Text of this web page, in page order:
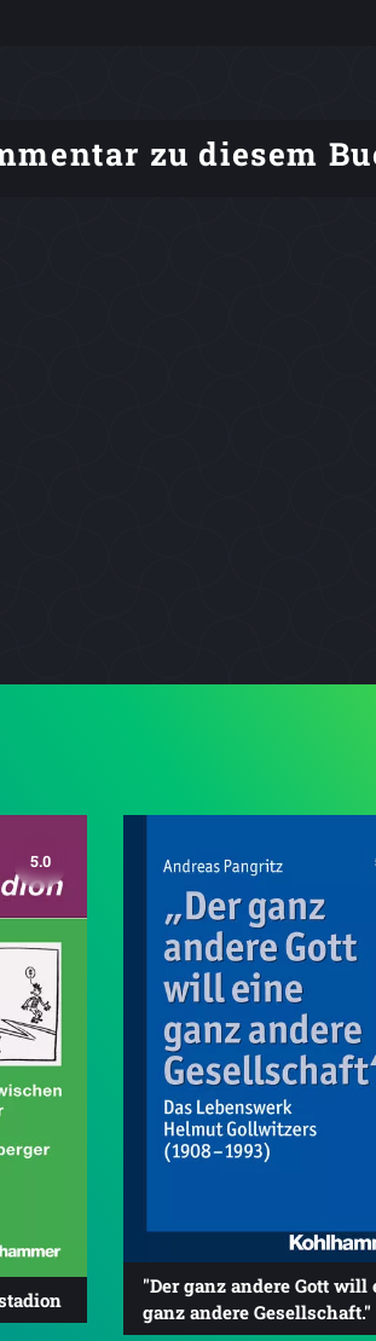
zu diesem
5.0
"Der ganz andere Gott will
ganz andere Gesellschaft."